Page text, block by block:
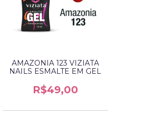
AMAZONIA 123 VIZIATA
NAILS ESMALTE EM GEL
R$49,00